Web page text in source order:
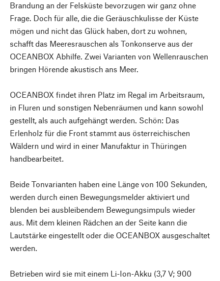
Brandung an der Felsküste bevorzugen wir ganz ohne
Frage. Doch für alle, die die Geräuschkulisse der Küste
mögen und nicht das Glück haben, dort zu wohnen,
schafft das Meeresrauschen als Tonkonserve aus der
OCEANBOX Abhilfe. Zwei Varianten von Wellenrauschen
bringen Hörende akustisch ans Meer.
OCEANBOX findet ihren Platz im Regal im Arbeitsraum,
in Fluren und sonstigen Nebenräumen und kann sowohl
gestellt, als auch aufgehängt werden. Schön: Das
Erlenholz für die Front stammt aus österreichischen
Wäldern und wird in einer Manufaktur in Thüringen
handbearbeitet.
Beide Tonvarianten haben eine Länge von 100 Sekunden,
werden durch einen Bewegungsmelder aktiviert und
blenden bei ausbleibendem Bewegungsimpuls wieder
aus. Mit dem kleinen Rädchen an der Seite kann die
Lautstärke eingestellt oder die OCEANBOX ausgeschaltet
werden.
Betrieben wird sie mit einem Li-Ion-Akku (3,7 V; 900